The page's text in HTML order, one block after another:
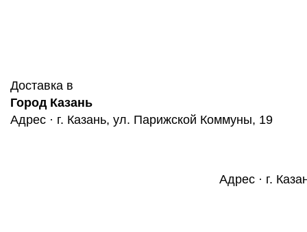
Доставка в
Город Казань
Адрес · г. Казань, ул. Парижской Коммуны, 19
Адрес · г.